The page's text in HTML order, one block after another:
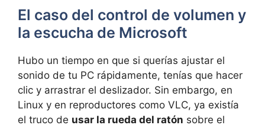
El caso del control de volumen y
la escucha de Microsoft
Hubo un tiempo en que si querías ajustar el
sonido de tu PC rápidamente, tenías que hacer
clic y arrastrar el deslizador. Sin embargo, en
Linux y en reproductores como VLC, ya existía
el truco de usar la rueda del ratón sobre el